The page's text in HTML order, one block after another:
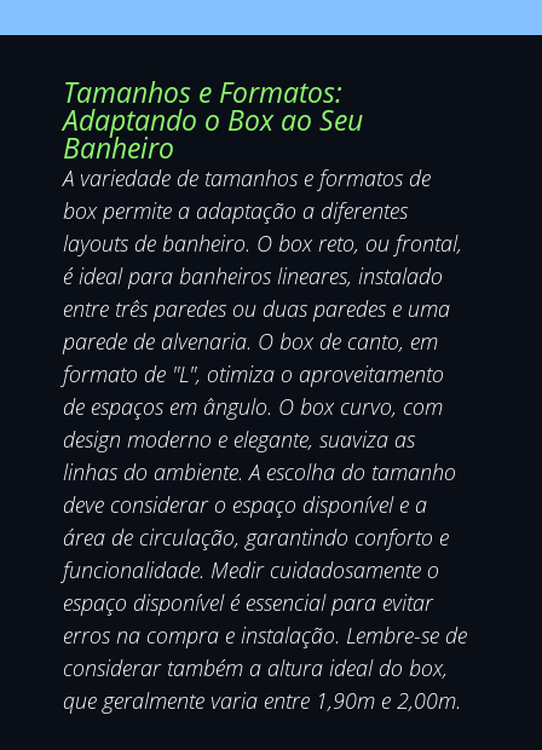
Tamanhos e Formatos:
Adaptando o Box ao Seu
Banheiro
A variedade de tamanhos e formatos de
box permite a adaptação a diferentes
layouts de banheiro. O box reto, ou frontal,
é ideal para banheiros lineares, instalado
entre três paredes ou duas paredes e uma
parede de alvenaria. O box de canto, em
formato de "L", otimiza o aproveitamento
de espaços em ângulo. O box curvo, com
design moderno e elegante, suaviza as
linhas do ambiente. A escolha do tamanho
deve considerar o espaço disponível e a
área de circulação, garantindo conforto e
funcionalidade. Medir cuidadosamente o
espaço disponível é essencial para evitar
erros na compra e instalação. Lembre-se de
considerar também a altura ideal do box,
que geralmente varia entre 1,90m e 2,00m.